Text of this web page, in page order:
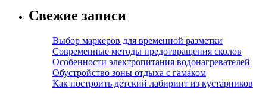
Свежие записи
Выбор маркеров для временной разметки
Современные методы предотвращения сколов
Особенности электропитания водонагревателей
Обустройство зоны отдыха с гамаком
Как построить детский лабиринт из кустарников